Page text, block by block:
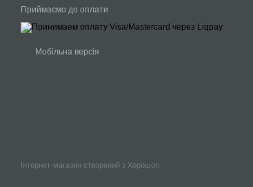
Приймаємо до оплати
Мобільна версія
Інтернет-магазин створений з Хорошоп